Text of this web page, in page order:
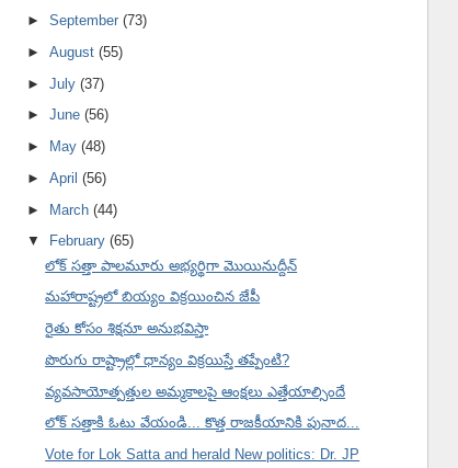
►September(73)
►August(55)
►July(37)
►June(56)
►
May(48)
►April(56)
► March(44)
▼
February(65)
లోక్ సత్తా పాలమూరు అభ్యర్థిగా మొయినుద్దీన్
మహారాష్ట్రలో బియ్యం విక్రయించిన జేపీ
రైతు కోసం శిక్షనూ అనుభవిస్తా
పొరుగు రాష్ట్రాల్లో ధాన్యం విక్రయిస్తే తప్పేంటి?
వ్యవసాయోత్పత్తుల అమ్మకాలపై ఆంక్షలు ఎత్తేయాల్సిందే
లోక్ సత్తాకి ఓటు వేయండి... కొత్త రాజకీయానికి పునాద...
Vote for Lok Satta and herald New politics: Dr. JP